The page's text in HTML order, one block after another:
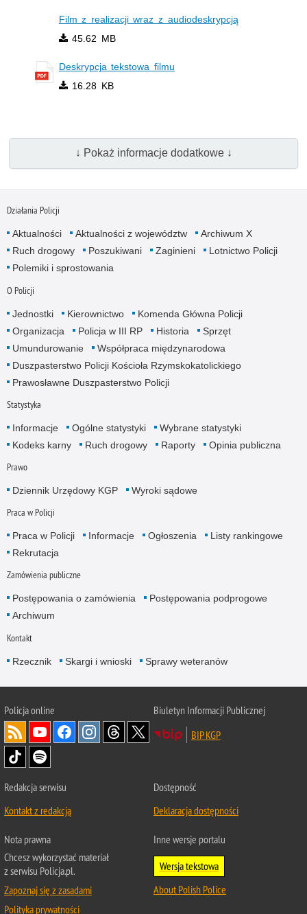
Film z realizacji wraz z audiodeskrypcją
45.62 MB
Deskrypcja tekstowa filmu
16.28 KB
↓ Pokaż informacje dodatkowe ↓
Działania Policji
Aktualności Aktualności z województw
Archiwum X
Ruch drogowy
Poszukiwani Zaginieni
Lotnictwo Policji
Polemiki i sprostowania
O Policji
Jednostki Kierownictwo
Komenda Główna Policji
Organizacja
Policja w III RP Historia
Sprzęt
Umundurowanie
Współpraca międzynarodowa
Duszpasterstwo Policji Kościoła Rzymskokatolickiego
Prawosławne Duszpasterstwo Policji
Statystyka
Informacje Ogólne statystyki
Wybrane statystyki
Kodeks karny
Ruch drogowy Raporty Opinia publiczna
Prawo
Dziennik Urzędowy KGP Wyroki sądowe
Praca w Policji
Praca w Policji Informacje Ogłoszenia
Listy rankingowe
Rekrutacja
Zamówienia publiczne
Postępowania o zamówienia
Postępowania podprogowe
Archiwum
Kontakt
Rzecznik Skargi i wnioski Sprawy weteranów
Policjaonline
Biuletyn Informacji Publicznej
BIP KGP
Redakcja serwisu
Kontakt z redakcją
Dostępność
Deklaracja dostępności
Nota prawna
Chcesz wykorzystać materiał
z serwisu Policja.pl.
Zapoznaj się z zasadami
Polityka prywatności
Inne wersje portalu
Wersja tekstowa
About Polish Police